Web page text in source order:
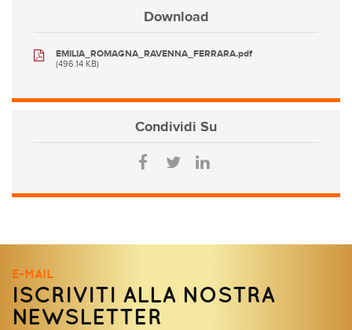
Download
EMILIA_ROMAGNA_RAVENNA_FERRARA.pdf
(496.14 KB)
Condividi Su
E-MAIL
ISCRIVITI ALLA NOSTRA
NEWSLETTER